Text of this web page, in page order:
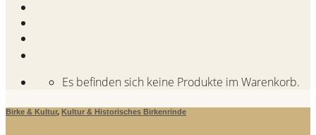
Es befinden sich keine Produkte im Warenkorb.
Birke & Kultur, Kultur & Historisches Birkenrinde